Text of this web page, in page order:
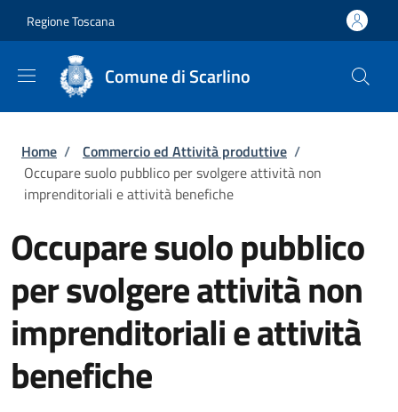
Regione Toscana
Comune di Scarlino
Briciole di pane
Home / Commercio ed Attività produttive /
Occupare suolo pubblico per svolgere attività non
imprenditoriali e attività benefiche
Occupare suolo pubblico
per svolgere attività non
imprenditoriali e attività
benefiche